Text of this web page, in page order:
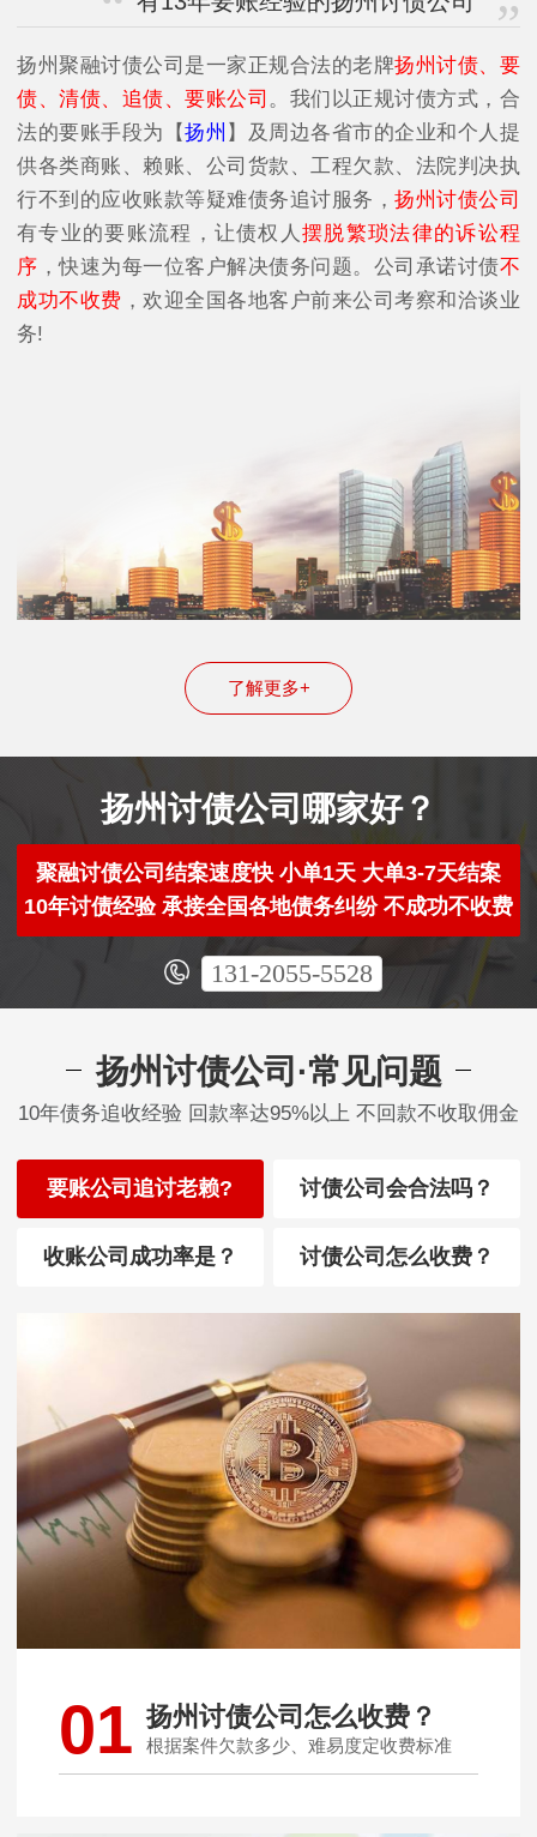
扬州聚融讨债公司是一家正规合法的老牌扬州讨债、要
债、清债、追债、要账公司 。我们以正规讨债方式，合
法的要账手段为【扬州 】及周边各省市的企业和个人提
供各类商账、赖账、公司货款、工程欠款、法院判决执
行不到的应收账款等疑难债务追讨服务，扬州讨债公司
有专业的要账流程，让债权人摆脱繁琐法律的诉讼程
序 ，快速为每一位客户解决债务问题。公司承诺讨债不
成功不收费 ，欢迎全国各地客户前来公司考察和洽谈业
务!
了解更多+
扬州讨债公司哪家好？
聚融讨债公司结案速度快 小单1天 大单3-7天结案
10年讨债经验 承接全国各地债务纠纷 不成功不收费
131-2055-5528
扬州讨债公司·常见问题
10年债务追收经验 回款率达95%以上 不回款不收取佣金
要账公司追讨老赖? 讨债公司会合法吗？
收账公司成功率是？ 讨债公司怎么收费？
01 扬州讨债公司怎么收费？
根据案件欠款多少、难易度定收费标准